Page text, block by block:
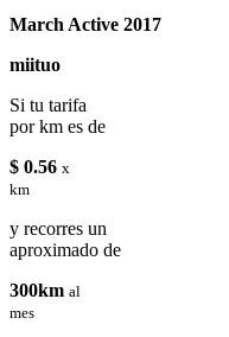
March Active 2017
miituo
Si tu tarifa
por km es de
$ 0.56 x
km
y recorres un
aproximado de
300km al
mes